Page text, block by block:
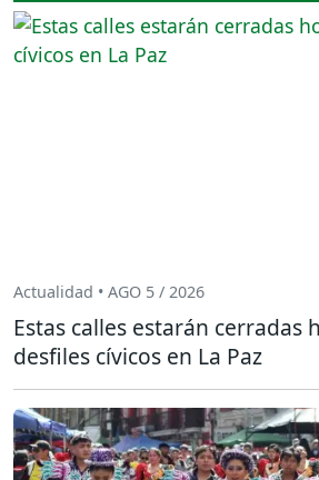
Actualidad • AGO 5 / 2026
Estas calles estarán cerradas
desfiles cívicos en La Paz